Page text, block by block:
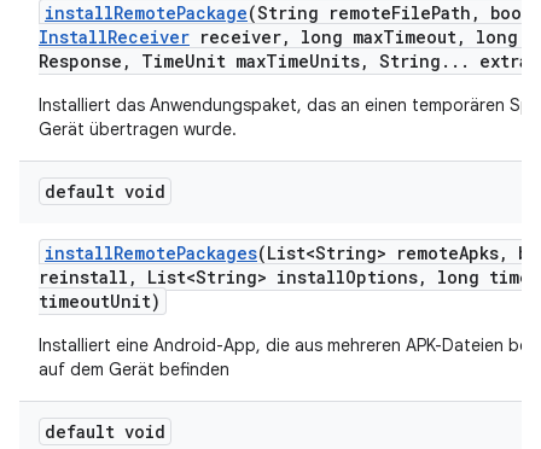
installRemotePackage(String remoteFilePath ,
InstallReceiver receiver, long maxTimeout,
long
Response , TimeUnit maxTimeUnits, String . . . extra
Installiert das Anwendungspaket, das an einen temporären
Gerät übertragen wurde.
default void
installRemotePackages(List<String> remoteApks,
reinstall , List<String> installOptions,
long
timeoutUnit)
Installiert eine Android-App, die aus mehreren APK-Dateien
auf dem Gerät befinden
default void